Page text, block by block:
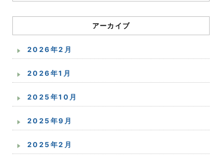
アーカイブ
2026年2月
2026年1月
2025年10月
2025年9月
2025年2月